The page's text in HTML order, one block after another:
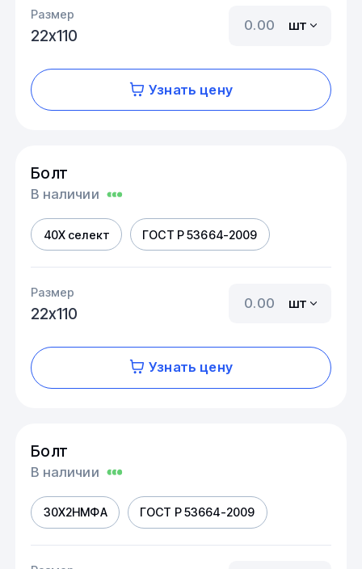
Размер
22х110
шт
Узнать цену
Болт
В наличии
40Х селект ГОСТ Р 53664-2009
Размер
22х110
шт
Узнать цену
Болт
В наличии
30Х2НМФА ГОСТ Р 53664-2009